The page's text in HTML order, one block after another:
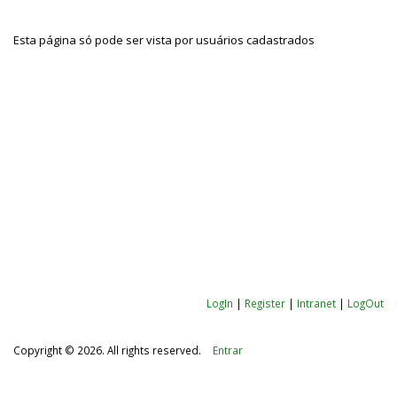
Esta página só pode ser vista por usuários cadastrados
Copyright © 2026. All rights reserved.
LogIn | Register | Intranet | LogOut
Entrar